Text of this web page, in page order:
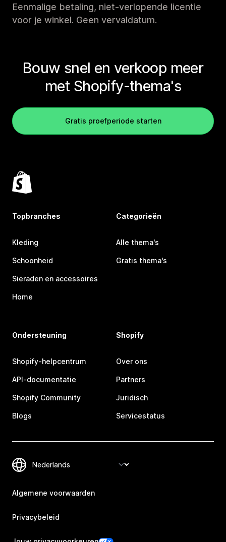
Eenmalige betaling, niet-verlopende licentie
voor je winkel. Geen vervaldatum.
Bouw snel en verkoop meer
met Shopify-thema's
Gratis proefperiode starten
Topbranches
Kleding
Schoonheid
Sieraden en accessoires
Home
Categorieën
Alle thema's
Gratis thema's
Ondersteuning
Shopify-helpcentrum
API-documentatie
Shopify Community
Blogs
Shopify
Over ons
Partners
Juridisch
Servicestatus
Algemene voorwaarden
Privacybeleid